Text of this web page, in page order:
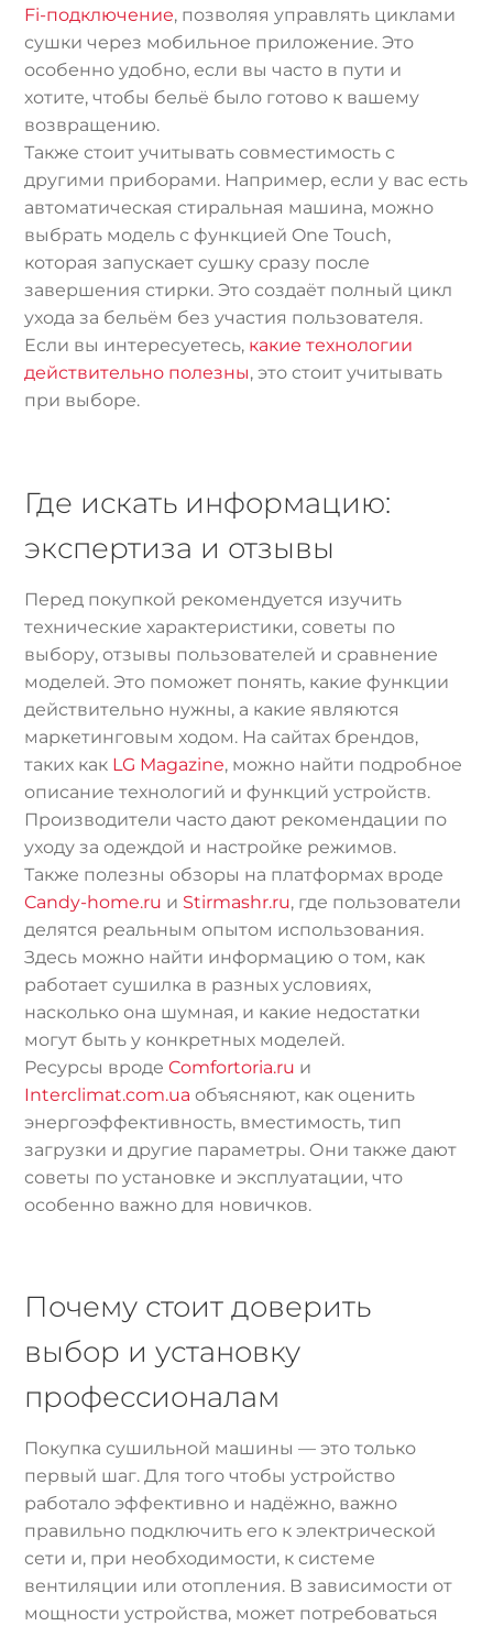
Fi-подключение, позволяя управлять циклами
сушки через мобильное приложение. Это
особенно удобно, если вы часто в пути и
хотите, чтобы бельё было готово к вашему
возвращению.
Также стоит учитывать совместимость с
другими приборами. Например, если у вас есть
автоматическая стиральная машина, можно
выбрать модель с функцией One Touch,
которая запускает сушку сразу после
завершения стирки. Это создаёт полный цикл
ухода за бельём без участия пользователя.
Если вы интересуетесь, какие технологии
действительно полезны, это стоит учитывать
при выборе.
Где искать информацию:
экспертиза и отзывы
Перед покупкой рекомендуется изучить
технические характеристики, советы по
выбору, отзывы пользователей и сравнение
моделей. Это поможет понять, какие функции
действительно нужны, а какие являются
маркетинговым ходом. На сайтах брендов,
таких как LG Magazine, можно найти подробное
описание технологий и функций устройств.
Производители часто дают рекомендации по
уходу за одеждой и настройке режимов.
Также полезны обзоры на платформах вроде
Candy-home.ru и Stirmashr.ru, где пользователи
делятся реальным опытом использования.
Здесь можно найти информацию о том, как
работает сушилка в разных условиях,
насколько она шумная, и какие недостатки
могут быть у конкретных моделей.
Ресурсы вродеComfortoria.ru и
Interclimat.com.ua объясняют, как оценить
энергоэффективность, вместимость, тип
загрузки и другие параметры. Они также дают
советы по установке и эксплуатации, что
особенно важно для новичков.
Почему стоит доверить
выбор и установку
профессионалам
Покупка сушильной машины — это только
первый шаг. Для того чтобы устройство
работало эффективно и надёжно, важно
правильно подключить его к электрической
сети и, при необходимости, к системе
вентиляции или отопления. В зависимости от
мощности устройства, может потребоваться